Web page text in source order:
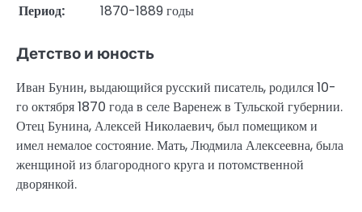
Период:
1870-1889 годы
Детство и юность
Иван Бунин, выдающийся русский писатель, родился 10-
го октября 1870 года в селе Варенеж в Тульской губернии.
Отец Бунина, Алексей Николаевич, был помещиком и
имел немалое состояние. Мать, Людмила Алексеевна, была
женщиной из благородного круга и потомственной
дворянкой.